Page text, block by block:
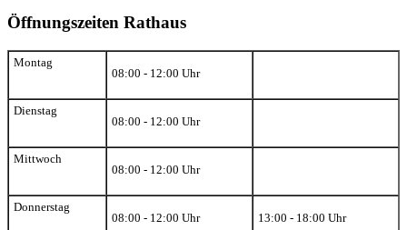
Öffnungszeiten Rathaus
Montag
08:00 - 12:00 Uhr
Dienstag
08:00 - 12:00 Uhr
Mittwoch
08:00 - 12:00 Uhr
Donnerstag
08:00 - 12:00 Uhr
13:00 - 18:00 Uhr